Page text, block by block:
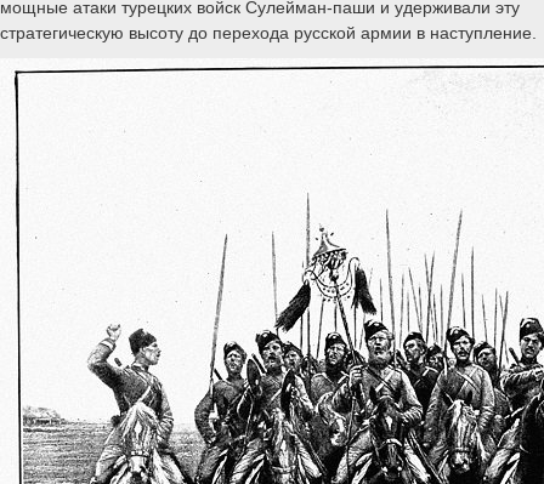
мощные атаки турецких войск Сулейман-паши и удерживали эту
стратегическую высоту до перехода русской армии в наступление.